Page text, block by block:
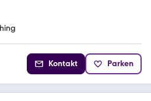
Kontakt Parken